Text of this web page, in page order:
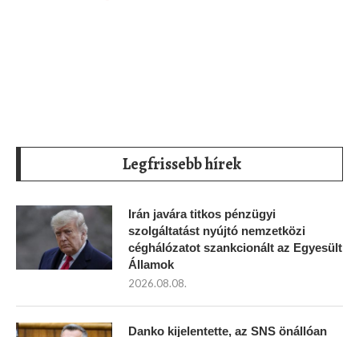
Legfrissebb hírek
Irán javára titkos pénzügyi
szolgáltatást nyújtó nemzetközi
céghálózatot szankcionált az Egyesült
Államok
2026.08.08.
Danko kijelentette, az SNS önállóan